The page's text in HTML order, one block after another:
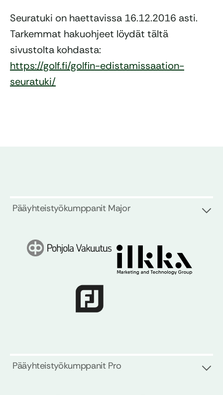
Seuratuki on haettavissa 16.12.2016 asti.
Tarkemmat hakuohjeet löydät tältä
sivustolta kohdasta:
https://golf.fi/golfin-edistamissaation-
seuratuki/
Pääyhteistyökumppanit Major
Pääyhteistyökumppanit Pro